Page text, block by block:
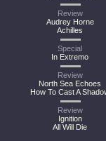
Review
Audrey Horne
Achilles
Special
In Extremo
Review
North Sea Echoes
How To Cast A
Review
Ignition
All Will Die